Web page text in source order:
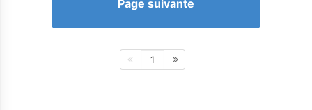
Page suivante
1